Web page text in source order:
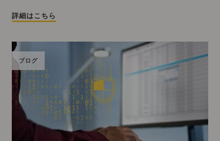
詳細はこちら
ブログ